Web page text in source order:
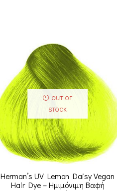
OUT OF
STOCK
Herman’s UV Lemon Daisy Vegan
Hair Dye – Ημιμόνιμη Βαφή